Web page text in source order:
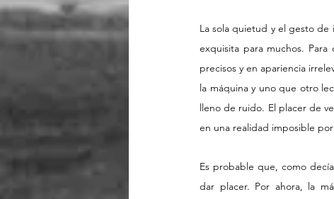
La sola quietud y el gesto de
exquisita para muchos.
precisos y en apariencia
la máquina y uno que otro
lleno de ruido. El placer de
en una realidad imposible
Es probable que, como
dar placer. Por ahora, la